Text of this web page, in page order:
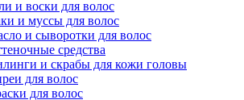
и воски для волос
и муссы для волос
и сыворотки для волос
средства
и скрабы для кожи головы
для волос
для волос